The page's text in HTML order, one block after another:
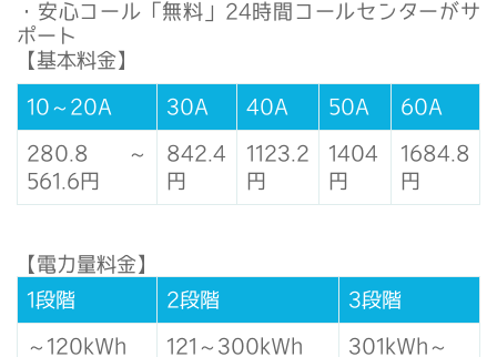
・安心コール「無料」24時間コールセンターがサ
ポート
【基本料金】
10～20A 30A 40A 50A 60A
280.8～
561.6円
842.4
円
1123.2
円
1404
円
1684.8
円
【電力量料金】
1段階
2段階 3段階
～120kWh 121～300kWh 301kWh～